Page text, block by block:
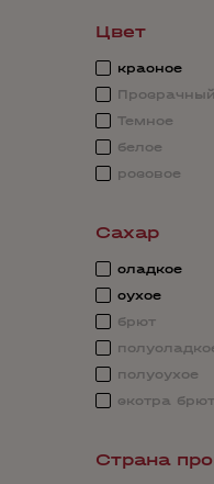
Цвет
красное
Прозрачный
Темное
белое
розовое
Сахар
сладкое
сухое
брют
полусухое
экстра брют
Страна